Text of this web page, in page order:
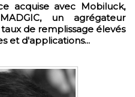
acquise avec Mobiluck,
un agrégateur
de remplissage élevés
et d'applications...